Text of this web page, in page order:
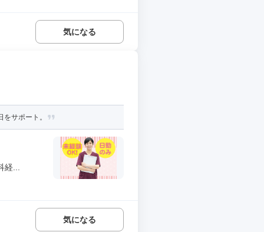
気になる
サポート。
...
気になる